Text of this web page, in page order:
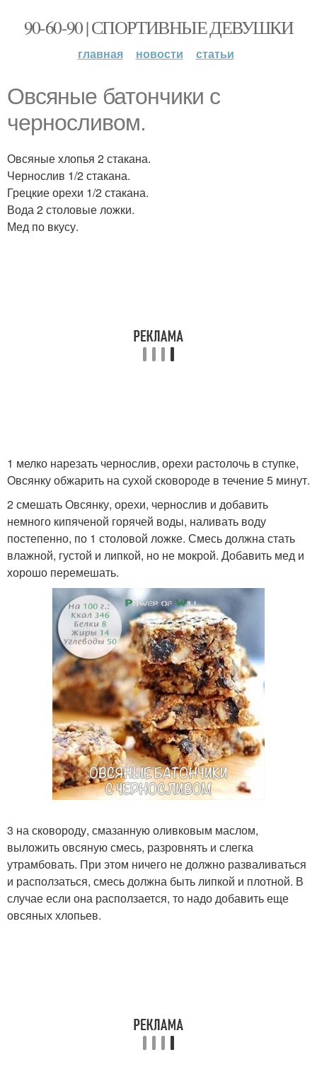
90-60-90 | СПОРТИВНЫЕ ДЕВУШКИ
главная новости статьи
Овсяные батончики с
черносливом.
Овсяные хлопья 2 стакана.
Чернослив 1/2 стакана.
Грецкие орехи 1/2 стакана.
Вода 2 столовые ложки.
Мед по вкусу.
1 мелко нарезать чернослив, орехи растолочь в ступке,
Овсянку обжарить на сухой сковороде в течение 5 минут.
2 смешать Овсянку, орехи, чернослив и добавить
немного кипяченой горячей воды, наливать воду
постепенно, по 1 столовой ложке. Смесь должна стать
влажной, густой и липкой, но не мокрой. Добавить мед и
хорошо перемешать.
3 на сковороду, смазанную оливковым маслом,
выложить овсяную смесь, разровнять и слегка
утрамбовать. При этом ничего не должно разваливаться
и расползаться, смесь должна быть липкой и плотной. В
случае если она расползается, то надо добавить еще
овсяных хлопьев.